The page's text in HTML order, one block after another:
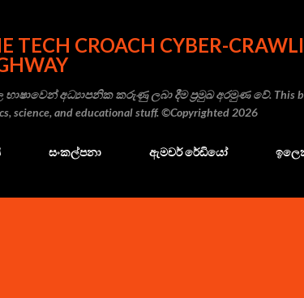
TECH CROACH CYBER-
භාෂාවෙන් අධ්‍යාපනික කරුණු ලබා දීම ප්‍රමුඛ අරමුණ වේ. This blog
science, and educational stuff. ©Copyrighted 2026
සංකල්පනා ඇමචර් රේඩියෝ